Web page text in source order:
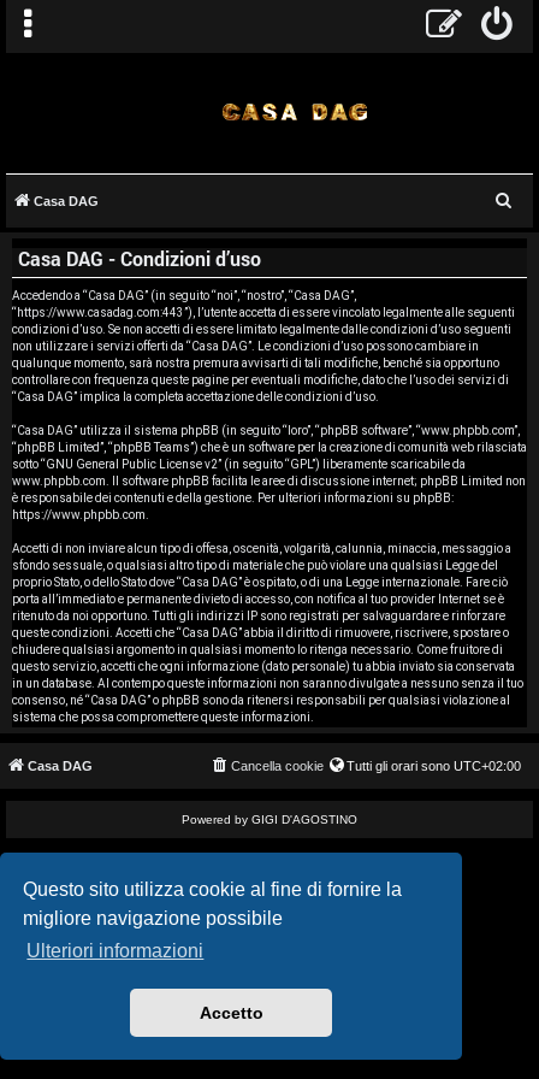
Questo sito utilizza cookie al fine di fornire la
migliore navigazione possibile
Ulteriori informazioni
Accetto
r
g
o
m
e
n
t
i
s
e
n
z
a
i
s
p
o
t
Casa DAG
Casa DAG - Condizioni d’uso
Accedendo a “Casa DAG” (in seguito “noi”, “nostro”, “Casa DAG”,
“https://www.casadag.com:443”), l’utente accetta di essere vincolato legalmente alle seguenti
condizioni d’uso. Se non accetti di essere limitato legalmente dalle condizioni d’uso seguenti
non utilizzare i servizi offerti da “Casa DAG”. Le condizioni d’uso possono cambiare in
qualunque momento, sarà nostra premura avvisarti di tali modifiche, benché sia opportuno
controllare con frequenza queste pagine per eventuali modifiche, dato che l’uso dei servizi di
“Casa DAG” implica la completa accettazione delle condizioni d’uso.
“Casa DAG” utilizza il sistema phpBB (in seguito “loro”, “phpBB software”, “www.phpbb.com”,
“phpBB Limited”, “phpBB Teams”) che è un software per la creazione di comunità web rilasciata
sotto “GNU General Public License v2” (in seguito “GPL”) liberamente scaricabile da
www.phpbb.com . Il software phpBB facilita le aree di discussione internet; phpBB Limited non
è responsabile dei contenuti e della gestione. Per ulteriori informazioni su phpBB:
https://www.phpbb.com
Accetti di non inviare alcun tipo di offesa, oscenità, volgarità, calunnia, minaccia, messaggio a
sfondo sessuale, o qualsiasi altro tipo di materiale che può violare una qualsiasi Legge del
proprio Stato, o dello Stato dove “Casa DAG” è ospitato, o di una Legge internazionale. Fare ciò
porta all’immediato e permanente divieto di accesso, con notifica al tuo provider Internet se è
ritenuto da noi opportuno. Tutti gli indirizzi IP sono registrati per salvaguardare e rinforzare
queste condizioni. Accetti che “Casa DAG” abbia il diritto di rimuovere, riscrivere, spostare o
chiudere qualsiasi argomento in qualsiasi momento lo ritenga necessario. Come fruitore di
questo servizio, accetti che ogni informazione (dato personale) tu abbia inviato sia conservata
in un database. Al contempo queste informazioni non saranno divulgate a nessuno senza il tuo
consenso, né “Casa DAG” o phpBB sono da ritenersi responsabili per qualsiasi violazione al
sistema che possa compromettere queste informazioni.
Casa DAG Tutti gli orari sono UTC+02:00
Cancella cookie
Powered by GIGI D'AGOSTINO